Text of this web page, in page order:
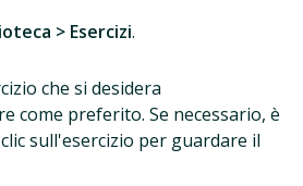
> Esercizi.
che si desidera
come preferito. Se necessario, è
sull'esercizio per guardare il